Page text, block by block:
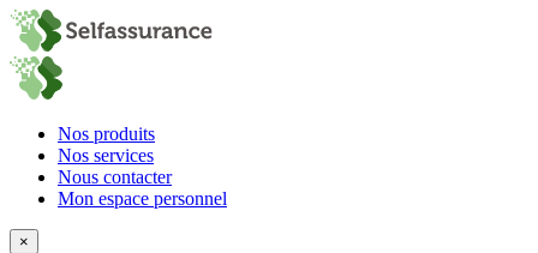
Nos produits
Nos services
Nous contacter
Mon espace personnel
×